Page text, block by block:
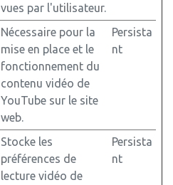
vues par l'utilisateur.
Nécessaire pour la
mise en place et le
fonctionnement du
contenu vidéo de
YouTube sur le site
web.
Persista
nt
Stocke les
préférences de
lecture vidéo de
Persista
nt